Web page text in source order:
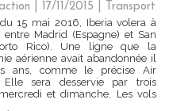
| 17/11/2015
Transport
15 mai 2016, Iberia volera à
entre Madrid (Espagne) et San
Rico). Une ligne que la
aérienne avait abandonnée il
ans, comme le précise Air
Elle sera desservie par trois
et dimanche. Les vols